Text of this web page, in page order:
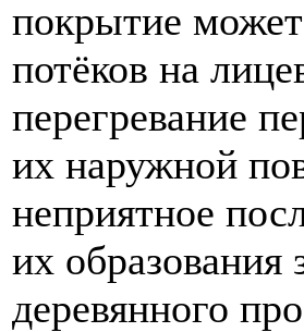
покрытие
потёков на
перегревание
их наружной
неприятное
их образования
деревянного